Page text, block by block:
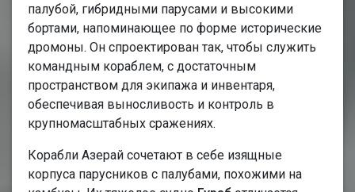
палубой, гибридными парусами и высокими
бортами, напоминающее по форме исторические
дромоны. Он спроектирован так, чтобы служить
командным кораблем, с достаточным
пространством для экипажа и инвентаря,
обеспечивая выносливость и контроль в
крупномасштабных сражениях.
Корабли Азерай сочетают в себе изящные
корпуса парусников с палубами, похожими на